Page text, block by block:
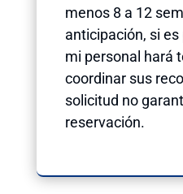
menos 8 a 12
anticipación, si
mi personal hará
coordinar sus
solicitud no
reservación.